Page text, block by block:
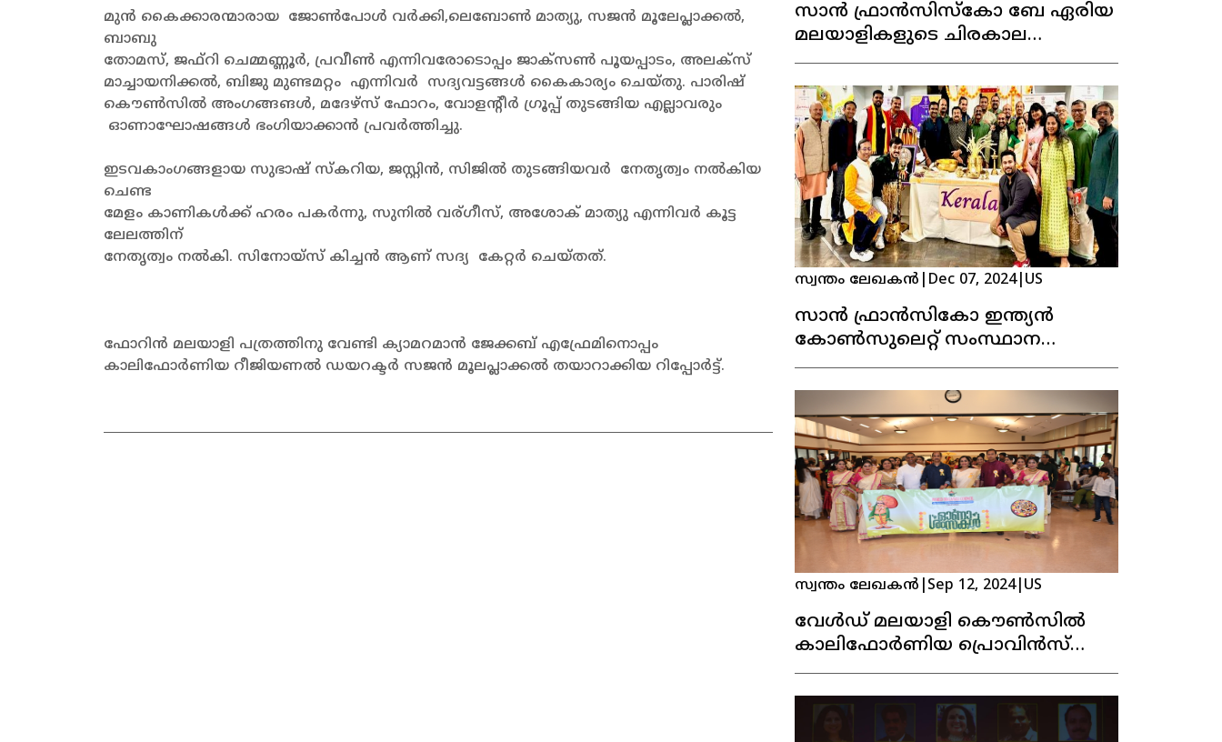
മുൻ കൈക്കാരന്മാരായ ജോൺപോൾ വർക്കി,ലെബോൺ മാത്യു, സജൻ മൂലേപ്ലാക്കൽ,
ബാബു
തോമസ്, ജഫ്‌റി ചെമ്മണ്ണൂർ, പ്രവീൺ എന്നിവരോടൊപ്പം ജാക്‌സൺ പൂയപ്പാടം, അലക്സ്
മാച്ചായനിക്കൽ, ബിജു മുണ്ടമറ്റം എന്നിവർ സദ്യവട്ടങ്ങൾ കൈകാര്യം ചെയ്തു. പാരിഷ്
കൌൺസിൽ അംഗങ്ങങൾ, മദേഴ്‌സ് ഫോറം, വോളന്റീർ ഗ്രൂപ്പ് തുടങ്ങിയ എല്ലാവരും
ഓണാഘോഷങ്ങൾ ഭംഗിയാക്കാൻ പ്രവർത്തിച്ചു.
ഇടവകാംഗങ്ങളായ സുഭാഷ് സ്കറിയ, ജസ്റ്റിൻ, സിജിൽ തുടങ്ങിയവർ നേതൃത്വം നൽകിയ
ചെണ്ട
മേളം കാണികൾക്ക് ഹരം പകർന്നു, സുനിൽ വര്ഗീസ്, അശോക് മാത്യു എന്നിവർ കൂട്ട
ലേലത്തിന്
നേതൃത്വം നൽകി. സിനോയ്സ് കിച്ചൻ ആണ് സദ്യ കേറ്റർ ചെയ്തത്.
ഫോറിൻ മലയാളി പത്രത്തിനു വേണ്ടി ക്യാമറമാൻ ജേക്കബ് എഫ്രേമിനൊപ്പം
കാലിഫോർണിയ റീജിയണൽ ഡയറക്ടർ സജൻ മൂലപ്ലാക്കൽ തയാറാക്കിയ റിപ്പോർട്ട്.
സാൻ ഫ്രാൻസിസ്കോ ബേ ഏരിയ
മലയാളികളുടെ ചിരകാല
അഭിലാഷമായ കേരള ഹൗസ്സ്
പ്രവർത്തനമാരംഭിക്കുന്നു !
സ്വന്തം ലേഖകൻ Dec 07, 2024| US
സാൻ ഫ്രാൻസികോ ഇന്ത്യൻ
കോൺസുലെറ്റ് സംസ്ഥാന
രൂപീകരണ ദിനമാഘോഷിച്ചു
സ്വന്തം ലേഖകൻ Sep 12, 2024| US
വേൾഡ് മലയാളി കൌൺസിൽ
കാലിഫോർണിയ പ്രൊവിൻസ്
(WMC) കന്നി ഓണാഘോഷം